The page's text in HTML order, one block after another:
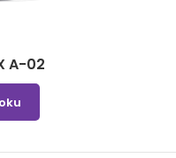
A-02